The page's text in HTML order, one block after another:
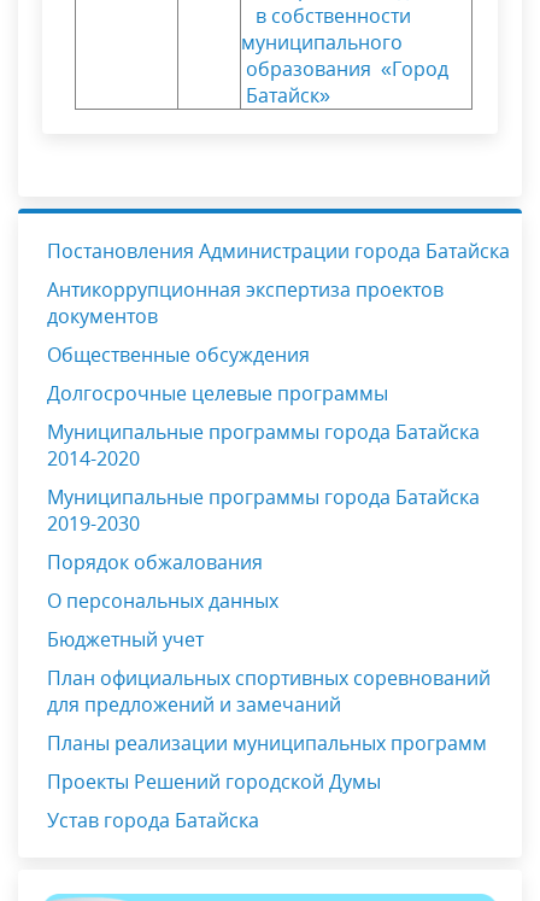
в собственности
муниципального
образования «Город
Батайск»
Постановления Администрации города Батайска
Антикоррупционная экспертиза проектов
документов
Общественные обсуждения
Долгосрочные целевые программы
Муниципальные программы города Батайска
2014-2020
Муниципальные программы города Батайска
2019-2030
Порядок обжалования
О персональных данных
Бюджетный учет
План официальных спортивных соревнований
для предложений и замечаний
Планы реализации муниципальных программ
Проекты Решений городской Думы
Устав города Батайска